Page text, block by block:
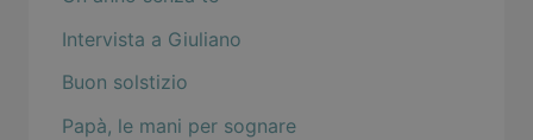
Intervista a Giuliano
Buon solstizio
Papà, le mani per sognare